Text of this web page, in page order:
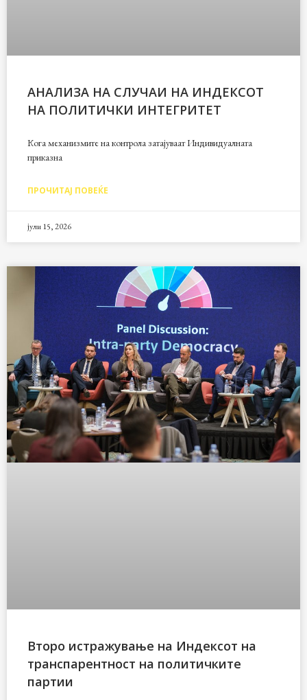
АНАЛИЗА НА СЛУЧАИ НА ИНДЕКСОТ
НА ПОЛИТИЧКИ ИНТЕГРИТЕТ
Кога механизмите на контрола затајуваат Индивидуалната
приказна
ПРОЧИТАЈ ПОВЕЌЕ
јули 15, 2026
Второ истражување на Индексот на
транспарентност на политичките
партии